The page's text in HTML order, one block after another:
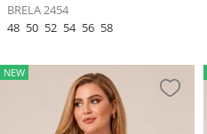
BRELA 2454
48 50 52 54 56 58
NEW